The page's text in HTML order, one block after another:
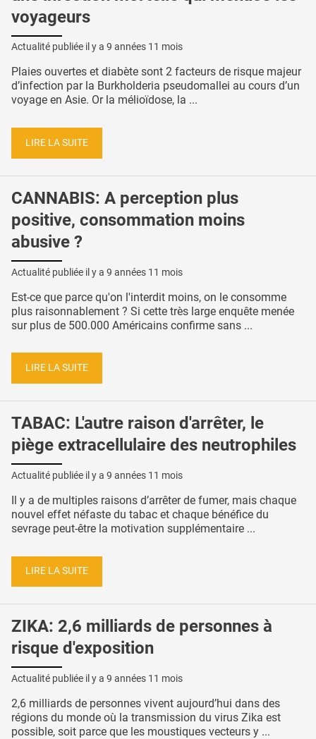
voyageurs
Actualité publiée il y a 9 années 11 mois
Plaies ouvertes et diabète sont 2 facteurs de risque majeur
d’infection par la Burkholderia pseudomallei au cours d’un
voyage en Asie. Or la mélioïdose, la ...
LIRE LA SUITE
CANNABIS: A perception plus
positive, consommation moins
abusive ?
Actualité publiée il y a 9 années 11 mois
Est-ce que parce qu'on l'interdit moins, on le consomme
plus raisonnablement ? Si cette très large enquête menée
sur plus de 500.000 Américains confirme sans ...
LIRE LA SUITE
TABAC: L'autre raison d'arrêter, le
piège extracellulaire des neutrophiles
Actualité publiée il y a 9 années 11 mois
Il y a de multiples raisons d’arrêter de fumer, mais chaque
nouvel effet néfaste du tabac et chaque bénéfice du
sevrage peut-être la motivation supplémentaire ...
LIRE LA SUITE
ZIKA: 2,6 milliards de personnes à
risque d'exposition
Actualité publiée il y a 9 années 11 mois
2,6 milliards de personnes vivent aujourd’hui dans des
régions du monde où la transmission du virus Zika est
possible, soit parce que les moustiques vecteurs y ...